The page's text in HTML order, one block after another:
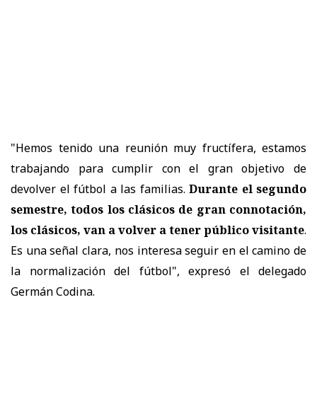
"Hemos tenido una reunión muy fructífera, estamos
trabajando para cumplir con el gran objetivo de
devolver el fútbol a las familias. Durante el segundo
semestre, todos los clásicos de gran connotación,
los clásicos, van a volver a tener público visitante.
Es una señal clara, nos interesa seguir en el camino de
la normalización del fútbol", expresó el delegado
Germán Codina.